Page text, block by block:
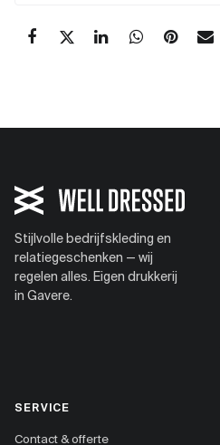
Stijlvolle bedrijfskleding en
relatiegeschenken — wij
regelen alles. Eigen drukkerij
in Gavere.
SERVICE
Contact & offerte